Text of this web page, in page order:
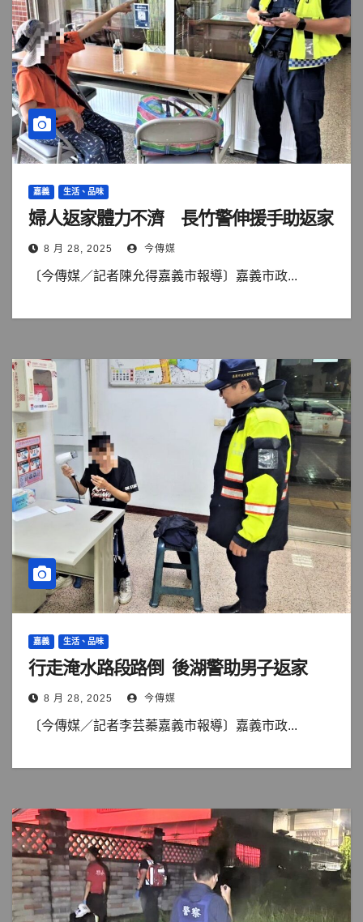
嘉義 生活、品味
婦人返家體力不濟 長竹警伸援手助返家
8 月 28, 2025 今傳媒
〔今傳媒／記者陳允得嘉義市報導〕嘉義市政...
嘉義 生活、品味
行走淹水路段路倒 後湖警助男子返家
8 月 28, 2025 今傳媒
〔今傳媒／記者李芸蓁嘉義市報導〕嘉義市政...